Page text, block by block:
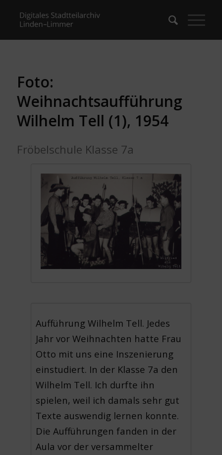
Foto:
Weihnachtsaufführung
Wilhelm Tell (1), 1954
Fröbelschule Klasse 7a
Aufführung Wilhelm Tell. Jedes
Jahr vor Weihnachten hatte Frau
Otto mit uns eine Inszenierung
einstudiert. In der Klasse 7a den
Wilhelm Tell. Ich durfte ihn
spielen, weil ich damals sehr gut
Texte auswendig lernen konnte.
Die Aufführungen fanden in der
Aula vor der versammelter